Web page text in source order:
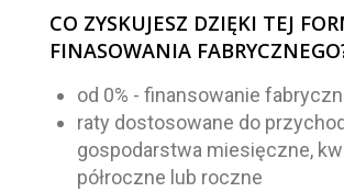
CO ZYSKUJESZ DZIĘKI TEJ
FINASOWANIA
od 0% - finansowanie
raty dostosowane do
gospodarstwa miesięczne,
półroczne lub roczne